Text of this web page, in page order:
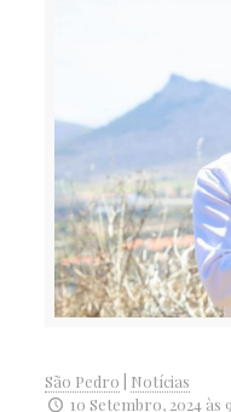
São Pedro
Notícias
10 Setembro, 2024 às